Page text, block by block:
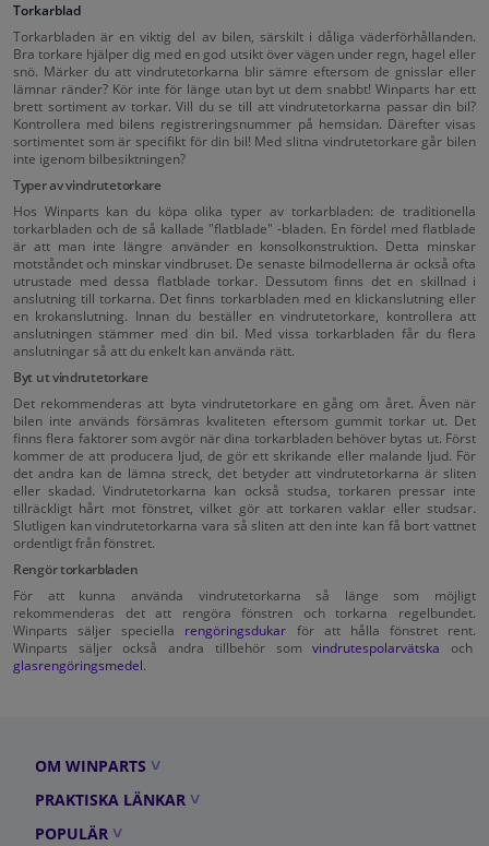
Torkarblad
Torkarbladen är en viktig del av bilen, särskilt i dåliga väderförhållanden.
Bra torkare hjälper dig med en god utsikt över vägen under regn, hagel eller
snö. Märker du att vindrutetorkarna blir sämre eftersom de gnisslar eller
lämnar ränder? Kör inte för länge utan byt ut dem snabbt! Winparts har ett
brett sortiment av torkar. Vill du se till att vindrutetorkarna passar din bil?
Kontrollera med bilens registreringsnummer på hemsidan. Därefter visas
sortimentet som är specifikt för din bil! Med slitna vindrutetorkare går bilen
inte igenom bilbesiktningen?
Typer av vindrutetorkare
Hos Winparts kan du köpa olika typer av torkarbladen: de traditionella
torkarbladen och de så kallade "flatblade" -bladen. En fördel med flatblade
är att man inte längre använder en konsolkonstruktion. Detta minskar
motståndet och minskar vindbruset. De senaste bilmodellerna är också ofta
utrustade med dessa flatblade torkar. Dessutom finns det en skillnad i
anslutning till torkarna. Det finns torkarbladen med en klickanslutning eller
en krokanslutning. Innan du beställer en vindrutetorkare, kontrollera att
anslutningen stämmer med din bil. Med vissa torkarbladen får du flera
anslutningar så att du enkelt kan använda rätt.
Byt ut vindrutetorkare
Det rekommenderas att byta vindrutetorkare en gång om året. Även när
bilen inte används försämras kvaliteten eftersom gummit torkar ut. Det
finns flera faktorer som avgör när dina torkarbladen behöver bytas ut. Först
kommer de att producera ljud, de gör ett skrikande eller malande ljud. För
det andra kan de lämna streck, det betyder att vindrutetorkarna är sliten
eller skadad. Vindrutetorkarna kan också studsa, torkaren pressar inte
tillräckligt hårt mot fönstret, vilket gör att torkaren vaklar eller studsar.
Slutligen kan vindrutetorkarna vara så sliten att den inte kan få bort vattnet
ordentligt från fönstret.
Rengör torkarbladen
För att kunna använda vindrutetorkarna så länge som möjligt
rekommenderas det att rengöra fönstren och torkarna regelbundet.
Winparts säljer speciella rengöringsdukar för att hålla fönstret rent.
Winparts säljer också andra tillbehör somvindrutespolarvätska och
glasrengöringsmedel.
OM WINPARTS
PRAKTISKA LÄNKAR
POPULÄR